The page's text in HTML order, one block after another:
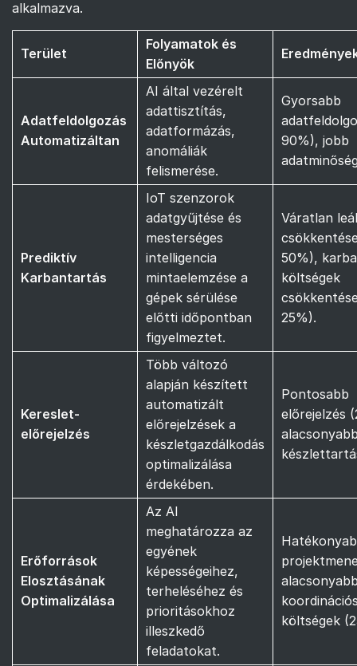
alkalmazva.
Terület
Folyamatok és
Előnyök
Adatfeldolgozás
Automatizáltan
AI által vezérelt
adattisztítás,
adatformázás,
anomáliák
felismerése.
Gyorsabb
90%), jobb
Prediktív
Karbantartás
IoT szenzorok
adatgyűjtése és
mesterséges
intelligencia
mintaelemzése a
gépek sérülése
előtti időpontban
figyelmeztet.
Váratlan
50%),
költségek
25%).
Kereslet-
előrejelzés
Több változó
alapján készített
automatizált
előrejelzések a
készletgazdálkodás
optimalizálása
érdekében.
Pontosabb
előrejelzés
Erőforrások
Elosztásának
Optimalizálása
Az AI
meghatározza az
egyének
képességeihez,
terheléséhez és
prioritásokhoz
illeszkedő
feladatokat.
költségek